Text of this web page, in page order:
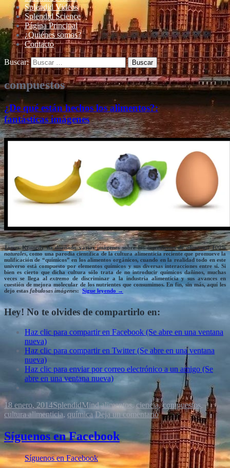
Splendid Videos
Splendid Science
Página Principal
¿Quiénes somos?
Contacto
Buscar:
compuestos
¿De qué están hechos los alimentos?:
fantásticas imágenes
James Kennedyha diseñado varias imágenes sobre losingredientes de alimentos 100%
naturales, como una parodia científica de lacultura alimenticia reciente que promueve la
nulificación de “químicos” en los alimentos orgánicos, cuando en la realidadtodo en este
universo está compuesto porelementos químicos y sus diversas interacciones entre sí. Si
bien es cierto que dicha cultura sólo trata de no introducir químicos dañinos, muchas
veces se llega alextremo de discriminar a la industria alimenticia y susavances en
cuestión demejora molecular de los nutrientes que consumimos. En fin, sin más, aquí les
dejo estas fabulosas imágenes: Sigue leyendo →
Hey! No te olvides de compartirlo en:
Haz clic para compartir en Facebook (Se abre en una ventana
nueva)
Haz clic para compartir en Twitter (Se abre en una ventana
nueva)
Haz clic para enviar por correo electrónico a un amigo (Se
abre en una ventana nueva)
18 enero, 2014SplendidMind alimentos,ciencia,compuestos,
cultura alimenticia, química Deja un comentario
Síguenos en Facebook
Síguenos en Facebook